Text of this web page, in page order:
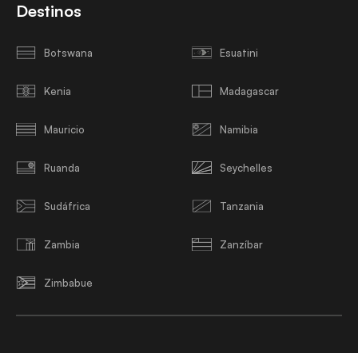
Destinos
Botswana Esuatini
Kenia Madagascar
Mauricio Namibia
Ruanda Seychelles
Sudáfrica Tanzania
Zambia Zanzíbar
Zimbabue